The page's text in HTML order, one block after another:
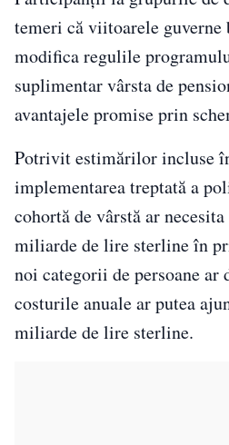
temeri că viitoarele guverne
modifica regulile
suplimentar vârsta de
avantajele promise prin
Potrivit estimărilor incluse
implementarea treptată a
cohortă de vârstă ar
miliarde de lire sterline în
noi categorii de persoane
costurile anuale ar putea
miliarde de lire sterline.